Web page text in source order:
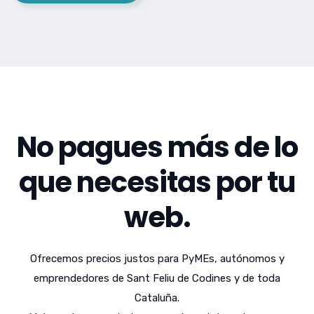
No pagues más de lo
que necesitas por tu
web.
Ofrecemos precios justos para PyMEs, autónomos y
emprendedores de Sant Feliu de Codines y de toda
Cataluña.